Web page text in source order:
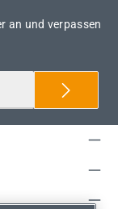
an und verpassen